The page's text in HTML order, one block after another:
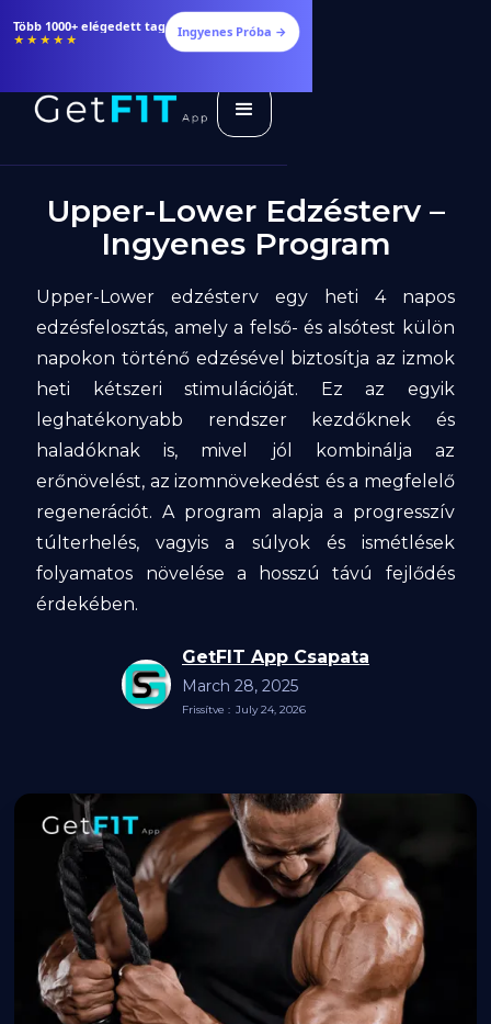
Több 1000+ elégedett tag
★★★★★ Ingyenes Próba →
Upper-Lower Edzésterv –
Ingyenes Program
Upper-Lower edzésterv egy heti 4 napos
edzésfelosztás, amely a felső- és alsótest külön
napokon történő edzésével biztosítja az izmok
heti kétszeri stimulációját. Ez az egyik
leghatékonyabb rendszer kezdőknek és
haladóknak is, mivel jól kombinálja az
erőnövelést, az izomnövekedést és a megfelelő
regenerációt. A program alapja a progresszív
túlterhelés, vagyis a súlyok és ismétlések
folyamatos növelése a hosszú távú fejlődés
érdekében.
GetFIT App Csapata
March 28, 2025
Frissítve : July 24, 2026